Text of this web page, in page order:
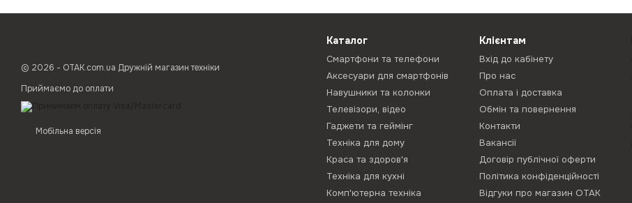
© 2026 - ОТАК.com.ua Дружній магазин техніки
Приймаємо до оплати
Мобільна версія
Каталог
Смартфони та телефони
Аксесуари для смартфонів
Навушники та колонки
Телевізори, відео
Гаджети та геймінг
Техніка для дому
Краса та здоров'я
Техніка для кухні
Комп'ютерна техніка
Клієнтам
Вхід до кабінету
Про нас
Оплата і доставка
Обмін та повернення
Контакти
Вакансії
Договір публічної оферти
Політика конфіденційності
Відгуки про магазин ОТАК